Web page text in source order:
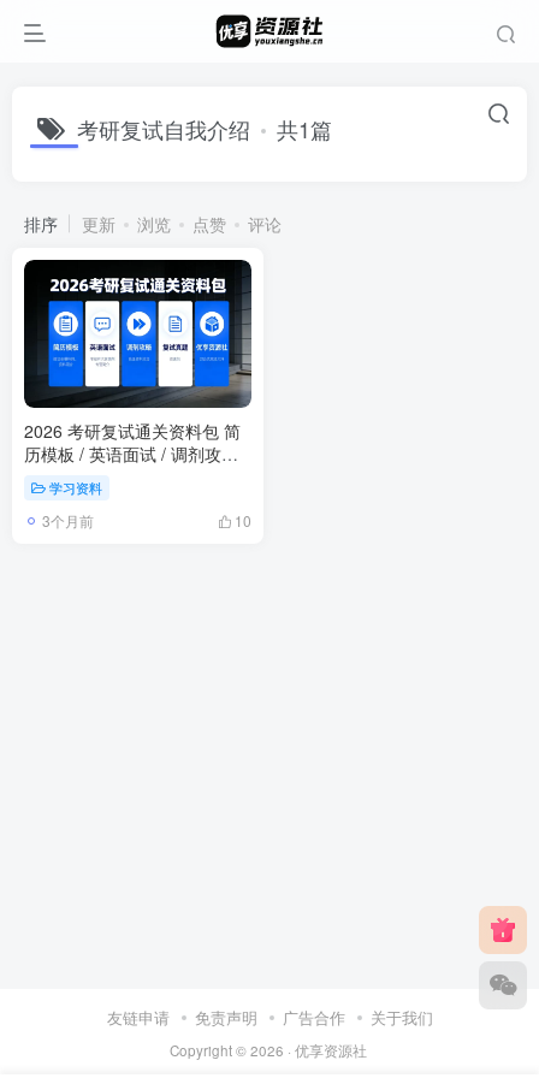
考研复试自我介绍 共1篇
排序 更新 浏览 点赞 评论
2026 考研复试通关资料包 简
历模板 / 英语面试 / 调剂攻略 /
学习资料
3个月前 10
友链申请 免责声明 广告合作 关于我们
Copyright © 2026 · 优享资源社